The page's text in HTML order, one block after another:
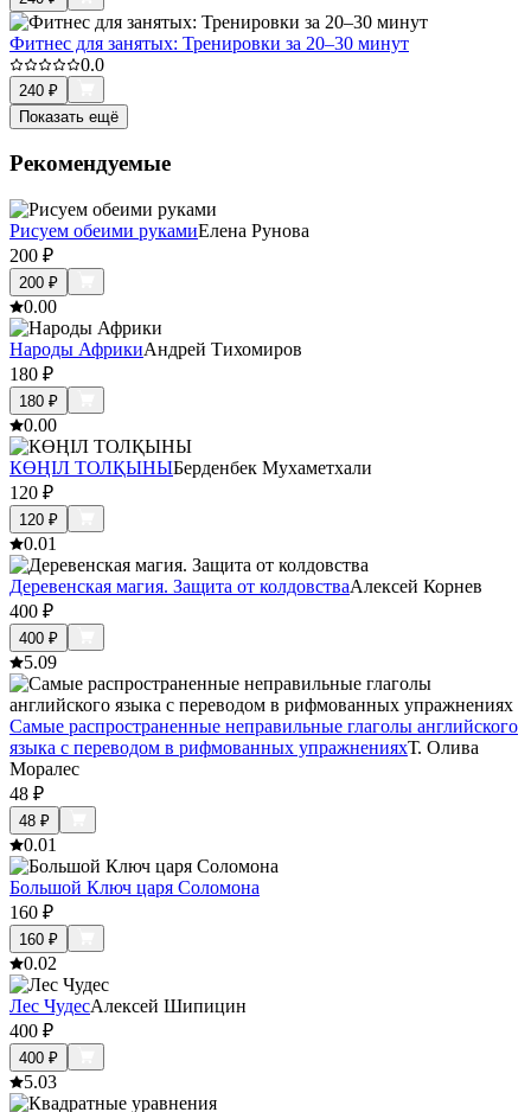
Фитнес для занятых: Тренировки за 20–30 минут
0.0
240 ₽
Показать ещё
Рекомендуемые
Рисуем обеими рукамиЕлена Рунова
200 ₽
200 ₽
0.00
Народы АфрикиАндрей Тихомиров
180 ₽
180 ₽
0.00
КӨҢІЛ ТОЛҚЫНЫБерденбек Мухаметхали
120 ₽
120 ₽
0.01
Деревенская магия. Защита от колдовстваАлексей Корнев
400 ₽
400 ₽
5.09
Самые распространенные неправильные глаголы английского
языка с переводом в рифмованных упражненияхТ. Олива
Моралес
48 ₽
48 ₽
0.01
Большой Ключ царя Соломона
160 ₽
160 ₽
0.02
Лес ЧудесАлексей Шипицин
400 ₽
400 ₽
5.03